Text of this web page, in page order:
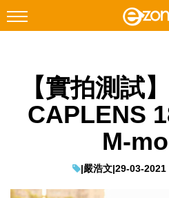
Facebook Instagram
科技焦點
教學評測
【實拍測試
CAPLENS
M-
|嚴浩文|29-03-2021